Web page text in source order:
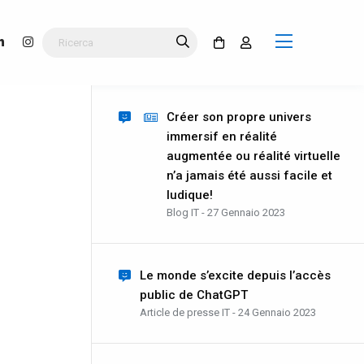
Créer son propre univers
immersif en réalité
augmentée ou réalité virtuelle
n’a jamais été aussi facile et
ludique!
Blog IT - 27 Gennaio 2023
Le monde s’excite depuis l’accès
public de ChatGPT
Article de presse IT - 24 Gennaio 2023